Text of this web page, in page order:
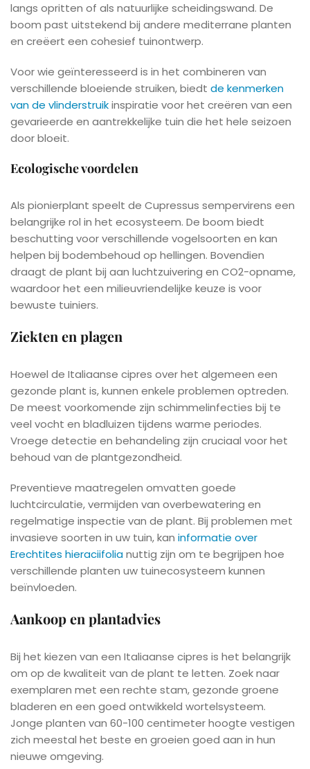
langs opritten of als natuurlijke scheidingswand. De
boom past uitstekend bij andere mediterrane planten
en creëert een cohesief tuinontwerp.
Voor wie geïnteresseerd is in het combineren van
verschillende bloeiende struiken, biedt de kenmerken
van de vlinderstruikinspiratie voor het creëren van een
gevarieerde en aantrekkelijke tuin die het hele seizoen
door bloeit.
Ecologische voordelen
Als pionierplant speelt de Cupressus sempervirens een
belangrijke rol in het ecosysteem. De boom biedt
beschutting voor verschillende vogelsoorten en kan
helpen bij bodembehoud op hellingen. Bovendien
draagt de plant bij aan luchtzuivering en CO2-opname,
waardoor het een milieuvriendelijke keuze is voor
bewuste tuiniers.
Ziekten en plagen
Hoewel de Italiaanse cipres over het algemeen een
gezonde plant is, kunnen enkele problemen optreden.
De meest voorkomende zijn schimmelinfecties bij te
veel vocht en bladluizen tijdens warme periodes.
Vroege detectie en behandeling zijn cruciaal voor het
behoud van de plantgezondheid.
Preventieve maatregelen omvatten goede
luchtcirculatie, vermijden van overbewatering en
regelmatige inspectie van de plant. Bij problemen met
invasieve soorten in uw tuin, kan informatie over
Erechtites hieraciifolianuttig zijn om te begrijpen hoe
verschillende planten uw tuinecosysteem kunnen
beïnvloeden.
Aankoop en plantadvies
Bij het kiezen van een Italiaanse cipres is het belangrijk
om op de kwaliteit van de plant te letten. Zoek naar
exemplaren met een rechte stam, gezonde groene
bladeren en een goed ontwikkeld wortelsysteem.
Jonge planten van 60-100 centimeter hoogte vestigen
zich meestal het beste en groeien goed aan in hun
nieuwe omgeving.